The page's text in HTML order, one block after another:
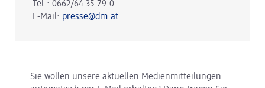
Tel.: 0662/64 35 79-0
E-Mail: presse@dm.at
Sie wollen unsere aktuellen Medienmitteilungen